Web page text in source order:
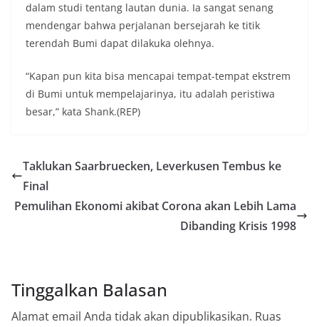
dalam studi tentang lautan dunia. Ia sangat senang
mendengar bahwa perjalanan bersejarah ke titik
terendah Bumi dapat dilakuka olehnya.
“Kapan pun kita bisa mencapai tempat-tempat ekstrem
di Bumi untuk mempelajarinya, itu adalah peristiwa
besar,” kata Shank.(REP)
Taklukan Saarbruecken, Leverkusen Tembus ke
Final
Pemulihan Ekonomi akibat Corona akan Lebih Lama
Dibanding Krisis 1998
Tinggalkan Balasan
Alamat email Anda tidak akan dipublikasikan. Ruas